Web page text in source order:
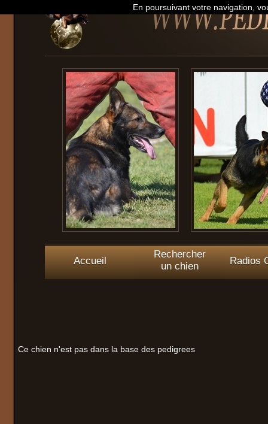
Accueil
Rechercher
un chien
Radios
Ce chien n'est pas dans la base des pedigrees
En poursuivant votre navigation,